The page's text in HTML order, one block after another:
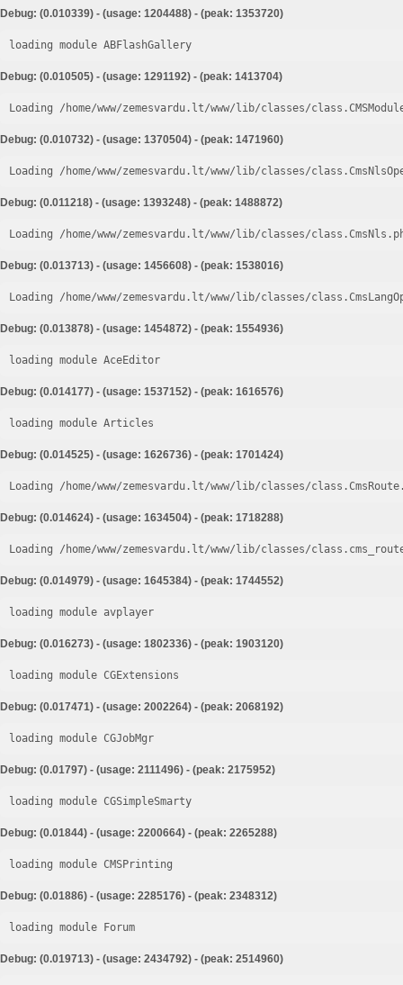
Debug: (0.010339) - (usage: 1204488) - (peak: 1353720)
loading module ABFlashGallery
Debug: (0.010505) - (usage: 1291192) - (peak: 1413704)
Loading /home/www/zemesvardu.lt/www/lib/classes/
Debug: (0.010732) - (usage: 1370504) - (peak: 1471960)
Loading /home/www/zemesvardu.lt/www/lib/classes/
Debug: (0.011218) - (usage: 1393248) - (peak: 1488872)
Loading /home/www/zemesvardu.lt/www/lib/classes/
Debug: (0.013713) - (usage: 1456608) - (peak: 1538016)
Loading /home/www/zemesvardu.lt/www/lib/classes/
Debug: (0.013878) - (usage: 1454872) - (peak: 1554936)
loading module AceEditor
Debug: (0.014177) - (usage: 1537152) - (peak: 1616576)
loading module Articles
Debug: (0.014525) - (usage: 1626736) - (peak: 1701424)
Loading /home/www/zemesvardu.lt/www/lib/classes/
Debug: (0.014624) - (usage: 1634504) - (peak: 1718288)
Loading /home/www/zemesvardu.lt/www/lib/classes/
Debug: (0.014979) - (usage: 1645384) - (peak: 1744552)
loading module avplayer
Debug: (0.016273) - (usage: 1802336) - (peak: 1903120)
loading module CGExtensions
Debug: (0.017471) - (usage: 2002264) - (peak: 2068192)
loading module CGJobMgr
Debug: (0.01797) - (usage: 2111496) - (peak: 2175952)
loading module CGSimpleSmarty
Debug: (0.01844) - (usage: 2200664) - (peak: 2265288)
loading module CMSPrinting
Debug: (0.01886) - (usage: 2285176) - (peak: 2348312)
loading module Forum
Debug: (0.019713) - (usage: 2434792) - (peak: 2514960)